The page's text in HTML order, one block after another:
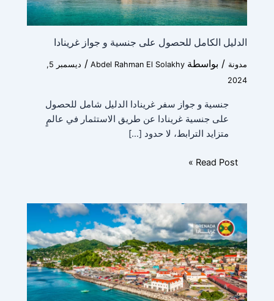
الدليل الكامل للحصول على جنسية و جواز غرينادا
مدونة / بواسطة Abdel Rahman El Solakhy
/
ديسمبر 5,
2024
جنسية و جواز سفر غرينادا الدليل شامل للحصول
على جنسية غرينادا عن طريق الاستثمار في عالمٍ
متزايد الترابط، لا حدود […]
Read Post »